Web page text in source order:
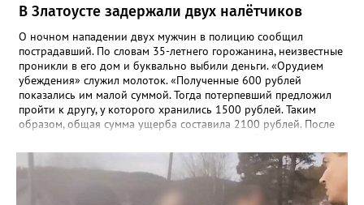
В Златоусте задержали двух налётчиков
О ночном нападении двух мужчин в полицию сообщил
пострадавший. По словам 35-летнего горожанина, неизвестные
проникли в его дом и буквально выбили деньги. «Орудием
убеждения» служил молоток. «Полученные 600 рублей
показались им малой суммой. Тогда потерпевший предложил
пройти к другу, у которого хранились 1500 рублей. Таким
образом, общая сумма ущерба составила 2100 рублей. После
рассказали в златоустовском ОМВД. 19 мая сотрудники отдела
уголовного розыска задержали подозреваемых –
неработающих ранее судимых 32-летних мужчин. Уголовное
дело возбуждено по статье «Разбой».